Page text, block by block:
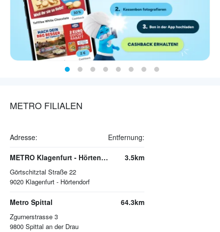
METRO FILIALEN
Adresse: Entfernung:
METRO Klagenfurt - Hörtendorf
Görtschitztal Straße 22
9020 Klagenfurt - Hörtendorf
3.5km
Metro Spittal
Zgurnerstrasse 3
9800 Spittal an der Drau
64.3km